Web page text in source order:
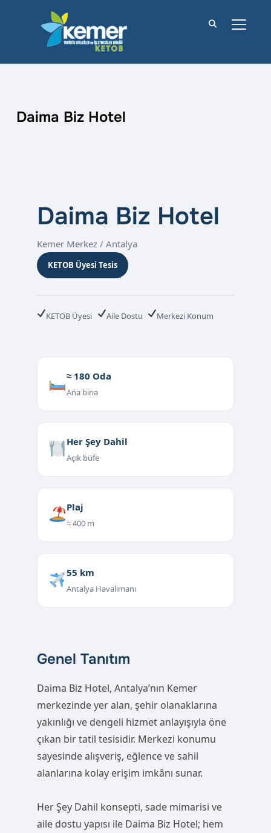
YAN
Daima Biz Hotel
Daima Biz Hotel
Kemer Merkez / Antalya
KETOB Üyesi Tesis
KETOB Üyesi Aile Dostu Merkezi Konum
≈ 180 Oda
Ana bina
Her Şey Dahil
Açık büfe
Plaj
≈ 400 m
55 km
Antalya Havalimanı
Genel Tanıtım
Daima Biz Hotel, Antalya’nın Kemer
merkezinde yer alan, şehir olanaklarına
yakınlığı ve dengeli hizmet anlayışıyla öne
çıkan bir tatil tesisidir. Merkezi konumu
sayesinde alışveriş, eğlence ve sahil
alanlarına kolay erişim imkânı sunar.
Her Şey Dahil konsepti, sade mimarisi ve
aile dostu yapısı ile Daima Biz Hotel; hem